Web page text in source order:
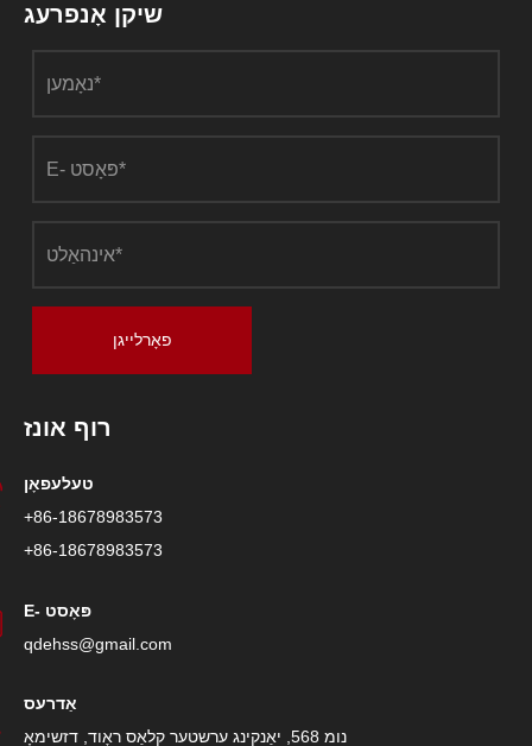
שיקן אָנפרעג
פאָרלייגן
רוף אונז
טעלעפאָן
+86-18678983573
+86-18678983573
E- פּאָסט
qdehss@gmail.com
אַדרעס
נומ 568, יאַנקינג ערשטער קלאַס ראָוד, דזשימאָ